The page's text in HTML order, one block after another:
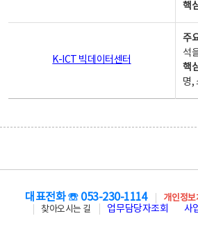
핵
K-ICT 빅데이터센터
주
석
핵
명,
대표전화 ☏ 053-230-1114 개인정보
찾아오시는 길
업무담당자조회 사